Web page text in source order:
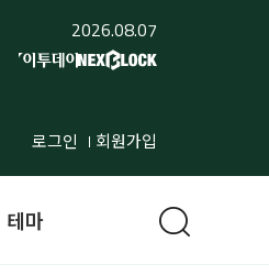
2026.08.07
로그인 회원가입
테마